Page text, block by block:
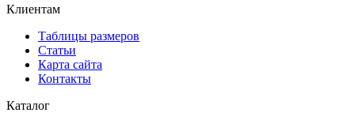
Клиентам
Таблицы размеров
Статьи
Карта сайта
Контакты
Каталог